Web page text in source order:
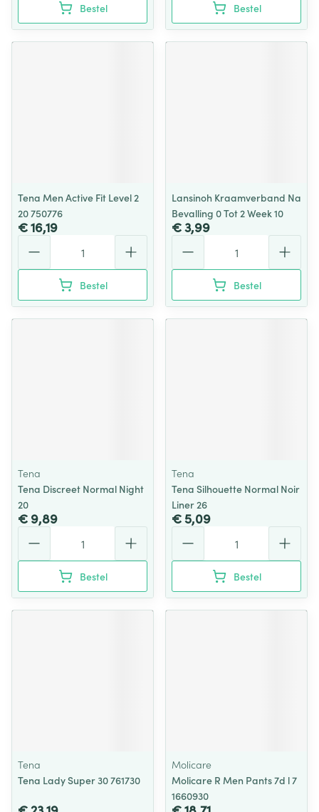
Bestel Bestel
Tena Men Active Fit Level 2
20 750776
€ 16,19
Bestel
Lansinoh Kraamverband Na
Bevalling 0 Tot 2 Week 10
€ 3,99
Bestel
Tena
Tena Discreet Normal Night
20
€ 9,89
Bestel
Tena
Tena Silhouette Normal Noir
Liner 26
€ 5,09
Bestel
Tena
Tena Lady Super 30 761730
Molicare
Molicare R Men Pants 7d l 7
1660930